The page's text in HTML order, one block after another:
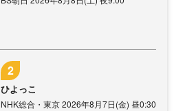
ひよっこ
NHK総合・東京 2026年8月7日(金) 昼0:30